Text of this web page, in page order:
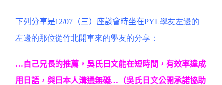
下列分享是12/07（三）座談會時坐在PYL學友左邊的
左邊的那位從竹北開車來的學友的分享：
…自己兄長的推薦，吳氏日文能在短時間，有效率達成
用日語，與日本人溝通無礙…（吳氏日文公開承諾協助